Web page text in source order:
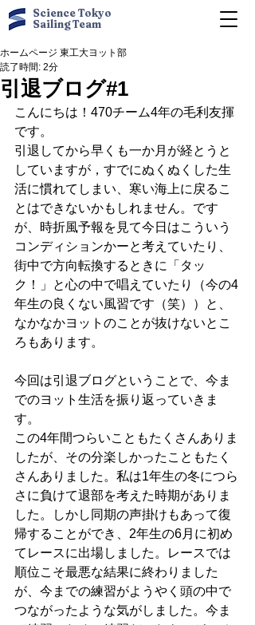
Science Tokyo
Sailing Team
引退ブログ#1
ホームページ 東工大ヨット部
読了時間: 2分
こんにちは！470チーム4年の毛利友揮
です。
引退してから早くも一か月が経とうと
していますが，すでにぬくぬくした生
活に慣れてしまい、寒い海上に戻るこ
とはできないかもしれません。です
が、時折風予報を見て今日はこういう
コンディションかーと考えていたり、
街中で方向転換するときに「タッ
ク！」と心の中で唱えていたり（今の4
年生の良くない風習です（笑））と、
なかなかヨットのことが抜けないとこ
ろもあります。
今回は引退ブログということで、今ま
でのヨット生活を振り返っていきま
す。
この4年間つらいこともたくさんありま
したが、その分楽しかったこともたく
さんありました。私は1年生の冬につら
さに負けて退部を考えた時期がありま
した。しかし同期の声掛けもあって復
帰することができ、2年生の6月に初め
てレースに出場しました。レースでは
順位こそ最悪な結果に終わりました
が、今までの練習がようやく頭の中で
つながったような気がしました。今ま